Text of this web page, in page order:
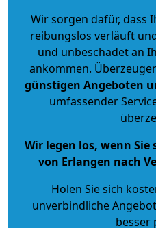
Wir sorgen dafür, dass
reibungslos verläuft
und unbeschadet an
ankommen.
günstigen Angeboten
umfassender
Wir legen los, wenn
von Erlangen nach
Holen Sie sich
unverbindliche
besser